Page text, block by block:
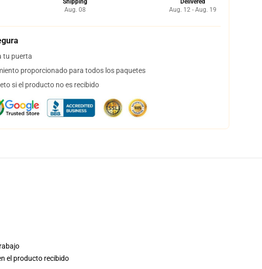
Shipping
Aug. 08
Delivered
Aug. 12 - Aug. 19
tu puerta
proporcionado para todos los paquetes
si el producto no es recibido
el producto recibido